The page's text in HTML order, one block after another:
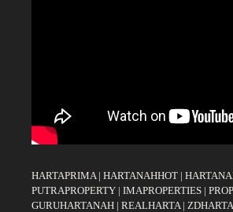
HARTAPRIMA| HARTANAHHOT |
PUTRAPROPERTY | IMAPROPERTIES |
GURUHARTANAH | REALHARTA|